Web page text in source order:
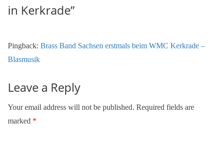
in Kerkrade”
Pingback: Brass Band Sachsen erstmals beim WMC Kerkrade –
Blasmusik
Leave a Reply
Your email address will not be published. Required fields are
marked *